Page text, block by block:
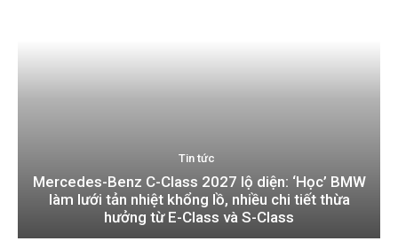
Tin tức
Mercedes-Benz C-Class 2027 lộ diện: ‘Học’ BMW
làm lưới tản nhiệt khổng lồ, nhiều chi tiết thừa
hưởng từ E-Class và S-Class